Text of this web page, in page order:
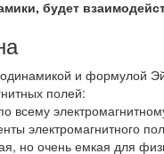
будет
и
полей:
всему
электромагнитного
но очень емкая для